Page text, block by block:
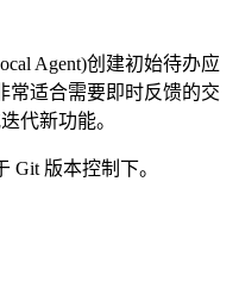
Agent)创建初始待办应
常适合需要即时反馈的交
代新功能。
Git 版本控制下。